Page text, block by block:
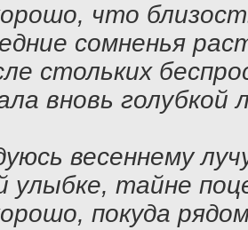
что
сомненья
стольких
вновь голубкой
весеннему
улыбке, тайне
покуда